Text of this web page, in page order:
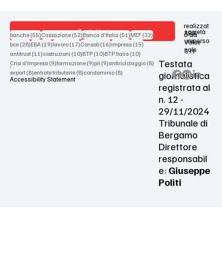
Contattaci
Terms & Conditions
Privacy Policy
Accessibility Statement
realizzat
o da
società
uniperso
nale
ARX
Value
S.r.l.
Testata
giornalistica
registrata al
n. 12 -
29/11/2024
Tribunale di
Bergamo
Direttore
responsabil
e: Giuseppe
Politi
banche (55)55 post
Cassazione (52)52 post
Banca d'Italia (51)51 post
MEF (32)32 post
bce (28)28 post
EBA (19)19 post
lavoro (17)17 post
Consob (16)16 post
impresa (15)15 post
antitrust (11)11 post
costruzioni (10)10 post
BTP (10)10 post
BTP Italia (10)10 post
Crisi d'Impresa (9)9 post
formazione (9)9 post
pil (9)9 post
antiriciclaggio (8)8 post
export (8)8 post
entrate tributarie (8)8 post
condominio (8)8 post